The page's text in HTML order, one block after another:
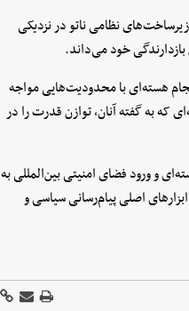
نظامی ناتو در نزدیکی
خود می‌داند.
هسته‌ای با محدودیت‌هایی مواجه
به گفته آنان، توازن قدرت را در
و ورود فضای امنیتی بین‌المللی به
اصلی پیام‌رسانی سیاسی و